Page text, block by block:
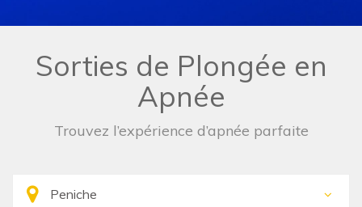
Sorties de Plongée en
Apnée
Trouvez l’expérience d’apnée parfaite